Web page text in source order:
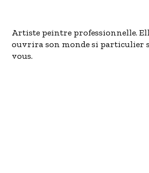
- Les hébergements
- Les restaurants
Artiste peintre professionnelle.
ouvrira son monde si particulier
vous.